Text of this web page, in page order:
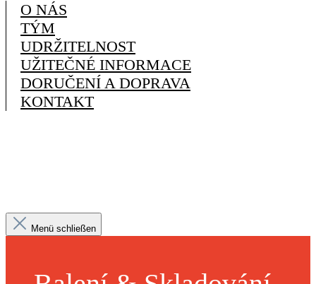
O NÁS
TÝM
UDRŽITELNOST
UŽITEČNÉ INFORMACE
DORUČENÍ A DOPRAVA
KONTAKT
Menü schließen